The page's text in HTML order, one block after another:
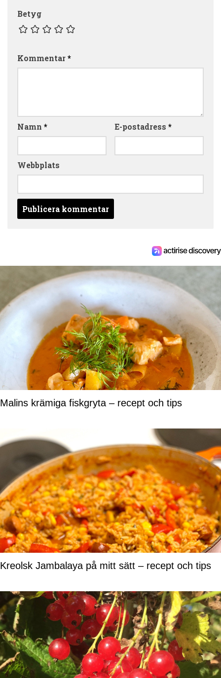
Betyg
Kommentar*
Namn * E-postadress *
Webbplats
Malins krämiga fiskgryta – recept och tips
Kreolsk Jambalaya på mitt sätt – recept och tips